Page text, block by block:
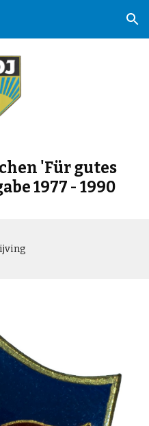
Skip to navigation
'Für gutes
1977 - 1990